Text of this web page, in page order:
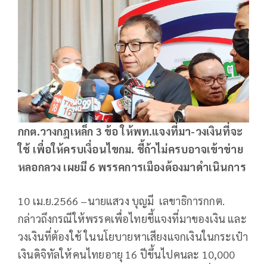
กกต.วางกฎเหล็ก 3 ข้อ ให้พท.แจงที่มา-วงเงินที่จะ
ใช้ เพื่อให้ครบเงื่อนไขกม. ชี้ถ้าไม่ครบอาจเข้าข่าย
หลอกลวง เผยมี 6 พรรคการเมืองต้องมาดำเนินการ
10 เม.ย.2566 –นายแสวง บุญมี เลขาธิการกกต.
กล่าวถึงกรณีให้พรรคเพื่อไทยชี้แจงที่มาของเงิน และ
วงเงินที่ต้องใช้ ในนโยบายหาเสียงแจกเงินในกระเป๋า
เงินดิจิทัลให้​คนไทยอายุ 16 ปีขึ้นไปคนละ 10,000